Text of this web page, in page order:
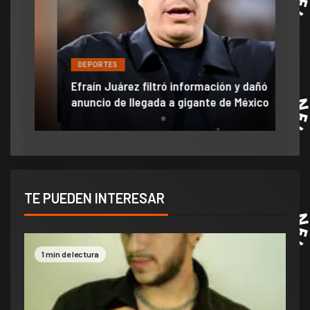
DEPORTES
Efraín Juárez filtró información y dañó
anuncio de llegada a gigante de México
TE PUEDEN INTERESAR
1 min de lectura